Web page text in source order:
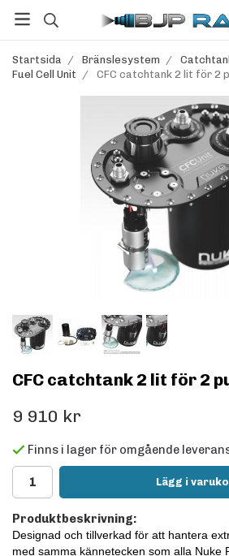
Startsida / Bränslesystem /
Fuel Cell Unit / CFC catchtank 2 lit för 2
CFC catchtank 2 lit för 2
9 910 kr
Finns i lager för omgående
Lägg i
Produktbeskrivning:
Designad och tillverkad för att hantera
med samma kännetecken som alla Nuke